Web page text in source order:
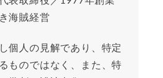
海賊経営
個人の見解であり、特定
ものではなく、また、特